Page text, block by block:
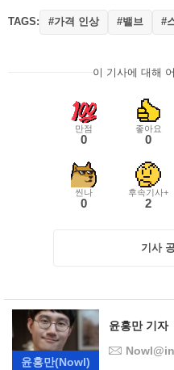
TAGS: #가격 인상 #밸브 #
이 기사에 대해
만점
0
좋아요
0
씬나
0
후속기사+
2
기사
윤홍만(Nowl)
윤홍만 기자